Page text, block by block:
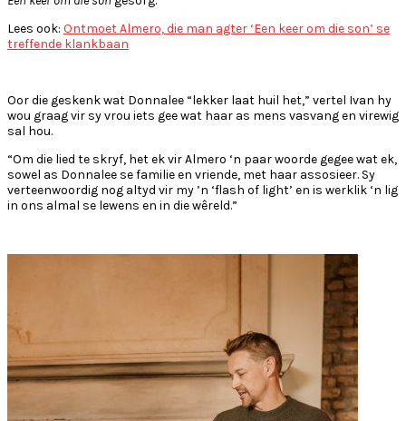
Lees ook: Ontmoet Almero, die man agter ‘Een keer om die son’ se
treffende klankbaan
Oor die geskenk wat Donnalee “lekker laat huil het,” vertel Ivan hy
wou graag vir sy vrou iets gee wat haar as mens vasvang en virewig
sal hou.
“Om die lied te skryf, het ek vir Almero ‘n paar woorde gegee wat ek,
sowel as Donnalee se familie en vriende, met haar assosieer. Sy
verteenwoordig nog altyd vir my ’n ‘flash of light’ en is werklik ‘n lig
in ons almal se lewens en in die wêreld.”